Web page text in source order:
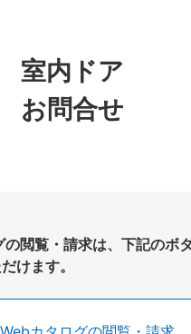
室内ドア
お問合せ
閲覧・請求は、下記のボ
けます。